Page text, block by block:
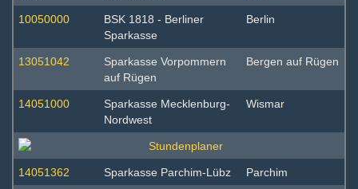
10050000
BSK 1818 - Berliner
Sparkasse
Berlin
13051042
Sparkasse Vorpommern
auf Rügen
Bergen auf Rügen
14051000
Sparkasse Mecklenburg-
Nordwest
Wismar
14051362 Sparkasse Parchim-Lübz Parchim